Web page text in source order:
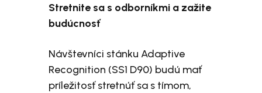
Stretnite sa s odborníkmi a zažite
budúcnosť
Návštevníci stánku Adaptive
Recognition (SS1 D90) budú mať
príležitosť stretnúť sa s tímom,